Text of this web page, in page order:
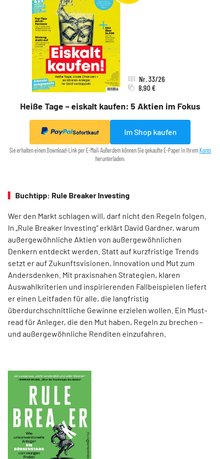
Heiße Tage – eiskalt kaufen: 5 Aktien im Fokus
Nr. 33/26
8,90 €
Sofortkauf Im Shop kaufen
Sie erhalten einen Download-Link per E-Mail. Außerdem können Sie gekaufte E-Paper in Ihrem Konto
herunterladen.
Buchtipp: Rule Breaker Investing
Wer den Markt schlagen will, darf nicht den Regeln folgen.
In „Rule Breaker Investing“ erklärt David Gardner, warum
außergewöhnliche Aktien von außer­gewöhnlichen
Denkern entdeckt werden. Statt auf kurzfristige Trends
setzt er auf Zukunftsvisionen, Innovation und Mut zum
Andersdenken. Mit praxisnahen Strategien, klaren
Auswahlkriterien und inspirierenden Fallbeispielen liefert
er einen Leit­faden für alle, die langfristig
überdurchschnittliche Gewinne erzielen wollen. Ein Must-
read für Anleger, die den Mut haben, Regeln zu brechen –
und außergewöhnliche Renditen einzufahren.